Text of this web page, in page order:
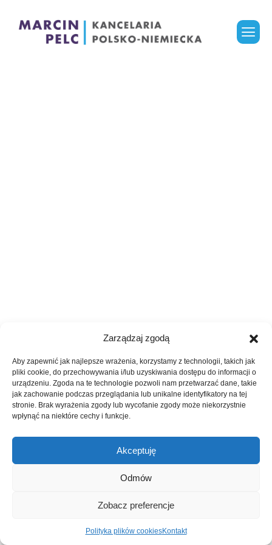
Zarządzaj zgodą
Aby zapewnić jak najlepsze wrażenia, korzystamy z technologii, takich jak
pliki cookie, do przechowywania i/lub uzyskiwania dostępu do informacji o
urządzeniu. Zgoda na te technologie pozwoli nam przetwarzać dane, takie
jak zachowanie podczas przeglądania lub unikalne identyfikatory na tej
stronie. Brak wyrażenia zgody lub wycofanie zgody może niekorzystnie
wpłynąć na niektóre cechy i funkcje.
Akceptuję
Odmów
Zobacz preferencje
Polityka plików cookiesKontakt